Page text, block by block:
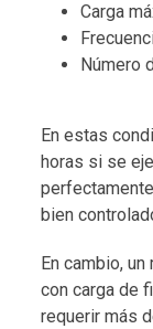
Carga
Número
En estas
horas si se
bien
En cambio,
con carga de
requerir más